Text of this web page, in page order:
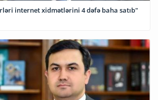
internet xidmətlərini 4 dəfə baha satıb"